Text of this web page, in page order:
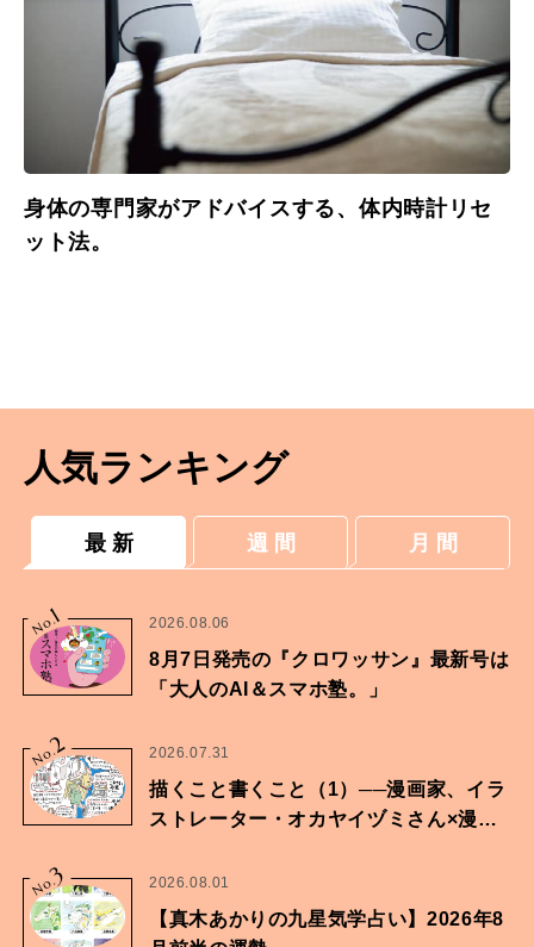
身体の専門家がアドバイスする、体内時計リセ
ット法。
人気ランキング
最 新 週 間 月 間
No.
1 2026.08.06
8月7日発売の『クロワッサン』最新号は
「大人のAI＆スマホ塾。」
No.2 2026.07.31
描くこと書くこと（1）──漫画家、イラ
ストレーター・オカヤイヅミさん×漫画
No.
3 2026.08.01
【真木あかりの九星気学占い】2026年8